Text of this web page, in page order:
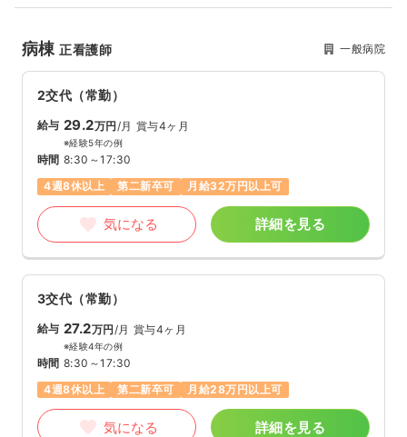
病棟正看護師 一般病院
2交代（常勤）
給与 29.2万円/月 賞与4ヶ月
※経験5年の例
時間 8:30～17:30
4週8休以上
第二新卒可 月給32万円以上可
気になる 詳細を見る
3交代（常勤）
給与 27.2万円 /月 賞与4ヶ月
※経験4年の例
時間 8:30～17:30
4週8休以上
第二新卒可 月給28万円以上可
気になる 詳細を見る